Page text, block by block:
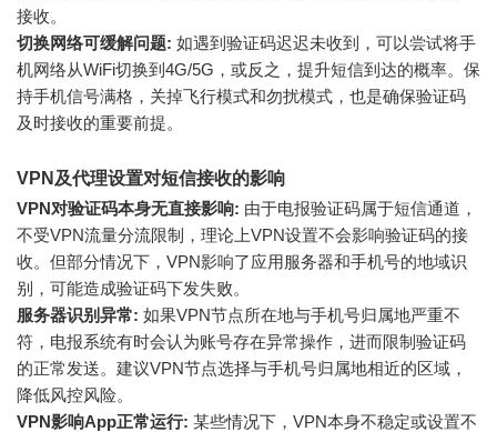
接收。
切换网络可缓解问题: 如遇到验证码迟迟未收到，可以尝试将手
机网络从WiFi切换到4G/5G，或反之，提升短信到达的概率。保
持手机信号满格，关掉飞行模式和勿扰模式，也是确保验证码
及时接收的重要前提。
VPN及代理设置对短信接收的影响
VPN对验证码本身无直接影响: 由于电报验证码属于短信通道，
不受VPN流量分流限制，理论上VPN设置不会影响验证码的接
收。但部分情况下，VPN影响了应用服务器和手机号的地域识
别，可能造成验证码下发失败。
服务器识别异常: 如果VPN节点所在地与手机号归属地严重不
符，电报系统有时会认为账号存在异常操作，进而限制验证码
的正常发送。建议VPN节点选择与手机号归属地相近的区域，
降低风控风险。
VPN影响App正常运行: 某些情况下，VPN本身不稳定或设置不